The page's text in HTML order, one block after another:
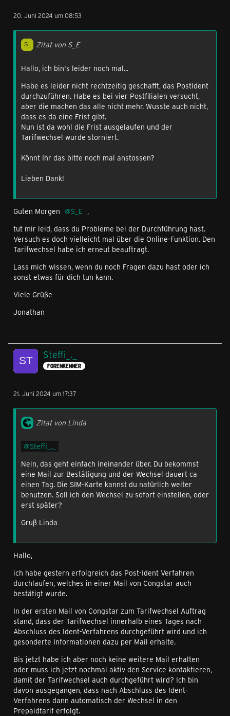
20. Juni 2024 um 08:53
Zitat von S_E
Hallo, ich bin's leider noch mal...
Habe es leider nicht rechtzeitig geschafft, das PostIdent
durchzuführen. Habe es bei vier Postfilialen versucht,
aber die machen das alle nicht mehr. Wusste auch nicht,
dass es da eine Frist gibt.
Nun ist da wohl die Frist ausgelaufen und der
Tarifwechsel wurde storniert.
Könnt Ihr das bitte noch mal anstossen?
Lieben Dank!
Guten Morgen S_E ,
tut mir leid, dass du Probleme bei der Durchführung hast.
Versuch es doch vielleicht mal über die Online-Funktion. Den
Tarifwechsel habe ich erneut beauftragt.
Lass mich wissen, wenn du noch Fragen dazu hast oder ich
sonst etwas für dich tun kann.
Viele Grüße
Jonathan
Steffi_._
FORENKENNER
21. Juni 2024 um 17:37
Zitat von Linda
Steffi_._
Nein, das geht einfach ineinander über. Du bekommst
eine Mail zur Bestätigung und der Wechsel dauert ca
einen Tag. Die SIM-Karte kannst du natürlich weiter
benutzen. Soll ich den Wechsel zu sofort einstellen, oder
erst später?
Gruß Linda
Hallo,
ich habe gestern erfolgreich das Post-Ident Verfahren
durchlaufen, welches in einer Mail von Congstar auch
bestätigt wurde.
In der ersten Mail von Congstar zum Tarifwechsel Auftrag
stand, dass der Tarifwechsel innerhalb eines Tages nach
Abschluss des Ident-Verfahrens durchgeführt wird und ich
gesonderte Informationen dazu per Mail erhalte.
Bis jetzt habe ich aber noch keine weitere Mail erhalten
oder muss ich jetzt nochmal aktiv den Service kontaktieren,
damit der Tarifwechsel auch durchgeführt wird? Ich bin
davon ausgegangen, dass nach Abschluss des Ident-
Verfahrens dann automatisch der Wechsel in den
Prepaidtarif erfolgt.